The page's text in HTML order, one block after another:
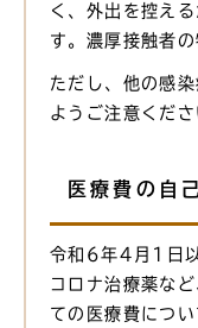
く、外出を控え
す。濃厚接触者
ただし、他の感
ようご注意くださ
医療費の自
令和6年4月1日
コロナ治療薬な
ての医療費につ